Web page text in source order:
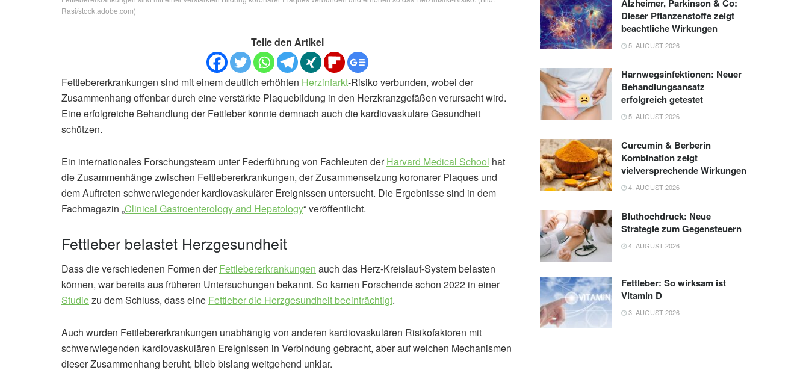
Rasi/stock.adobe.com)
Teile den Artikel
Fettlebererkrankungen sind mit einem deutlich erhöhten Herzinfarkt-Risiko verbunden, wobei der
Zusammenhang offenbar durch eine verstärkte Plaquebildung in den Herzkranzgefäßen verursacht wird.
Eine erfolgreiche Behandlung der Fettleber könnte demnach auch die kardiovaskuläre Gesundheit
schützen.
Ein internationales Forschungsteam unter Federführung von Fachleuten derHarvard Medical School hat
die Zusammenhänge zwischen Fettlebererkrankungen, der Zusammensetzung koronarer Plaques und
dem Auftreten schwerwiegender kardiovaskulärer Ereignissen untersucht. Die Ergebnisse sind in dem
Fachmagazin „Clinical Gastroenterology and Hepatology“ veröffentlicht.
Fettleber belastet Herzgesundheit
Dass die verschiedenen Formen derFettlebererkrankungen auch das Herz-Kreislauf-System belasten
können, war bereits aus früheren Untersuchungen bekannt. So kamen Forschende schon 2022 in einer
Studiezu dem Schluss, dass eine Fettleber die Herzgesundheit beeinträchtigt.
Auch wurden Fettlebererkrankungen unabhängig von anderen kardiovaskulären Risikofaktoren mit
schwerwiegenden kardiovaskulären Ereignissen in Verbindung gebracht, aber auf welchen Mechanismen
dieser Zusammenhang beruht, blieb bislang weitgehend unklar.
Alzheimer, Parkinson & Co:
Dieser Pflanzenstoffe zeigt
beachtliche Wirkungen
5. AUGUST 2026
Harnwegsinfektionen: Neuer
Behandlungsansatz
erfolgreich getestet
5. AUGUST 2026
Curcumin & Berberin
Kombination zeigt
vielversprechende Wirkungen
4. AUGUST 2026
Bluthochdruck: Neue
Strategie zum Gegensteuern
4. AUGUST 2026
Fettleber: So wirksam ist
Vitamin D
3. AUGUST 2026